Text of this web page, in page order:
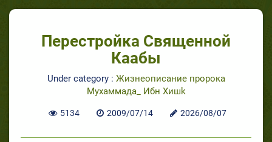
Перестройка Священной
Каабы
Under category : Жизнеописание пророка
Мухаммада_ Ибн Хишk
5134 2009/07/14 2026/08/07